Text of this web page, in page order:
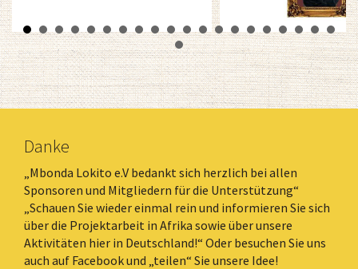
Danke
„Mbonda Lokito e.V bedankt sich herzlich bei allen
Sponsoren und Mitgliedern für die Unterstützung“
„Schauen Sie wieder einmal rein und informieren Sie sich
über die Projektarbeit in Afrika sowie über unsere
Aktivitäten hier in Deutschland!“ Oder besuchen Sie uns
auch auf Facebook und „teilen“ Sie unsere Idee!